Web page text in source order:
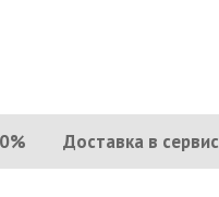
Доставка в сервис